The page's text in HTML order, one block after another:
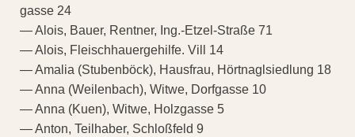
gasse 24
— Alois, Bauer, Rentner, Ing.-Etzel-Straße 71
— Alois, Fleischhauergehilfe. Vill 14
— Amalia (Stubenböck), Hausfrau, Hörtnaglsiedlung 18
— Anna (Weilenbach), Witwe, Dorfgasse 10
— Anna (Kuen), Witwe, Holzgasse 5
— Anton, Teilhaber, Schloßfeld 9